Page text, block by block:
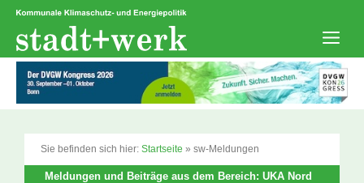
Zum
springen
Sie befinden sich hier: Startseite » sw-Meldungen
Meldungen und Beiträge aus dem Bereich: UKA Nord